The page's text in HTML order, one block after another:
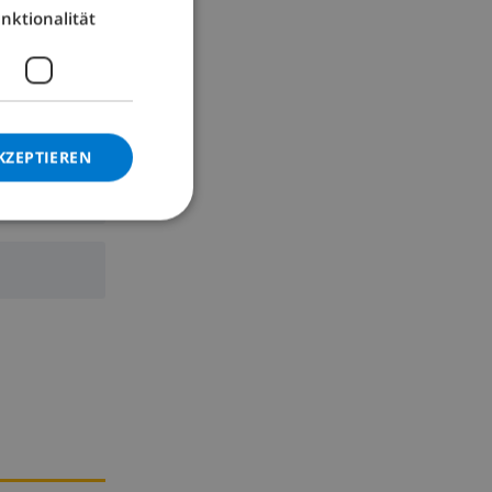
Mixer
GERMAN
NORWEGIAN